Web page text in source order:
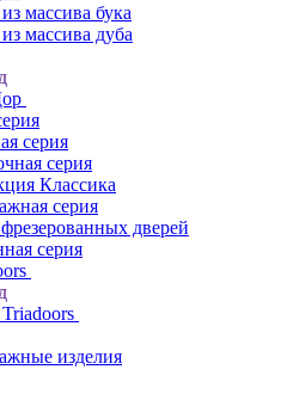
массива бука
массива дуба
серия
серия
Классика
серия
дверей
серия
изделия